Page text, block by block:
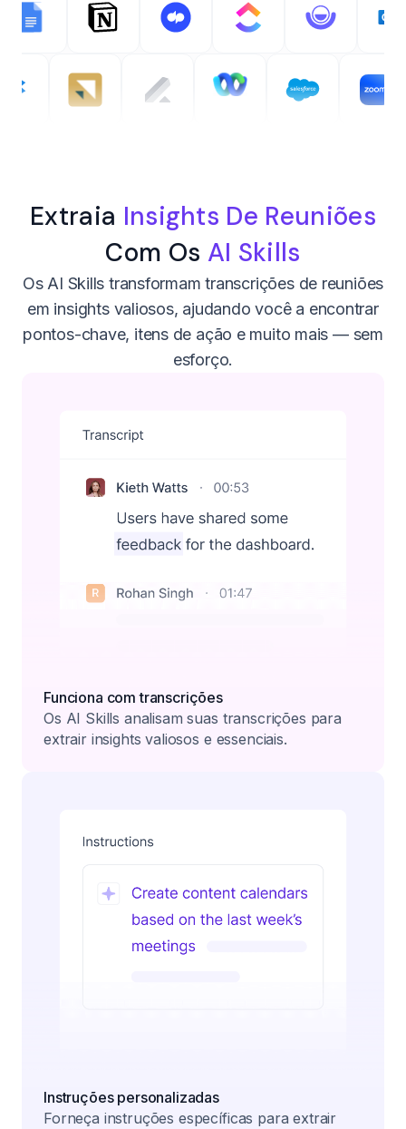
Extraia Insights De Reuniões
Com Os AI Skills
Os AI Skills transformam transcrições de reuniões
em insights valiosos, ajudando você a encontrar
pontos-chave, itens de ação e muito mais — sem
esforço.
Funciona com transcrições
Os AI Skills analisam suas transcrições para
extrair insights valiosos e essenciais.
Instruções personalizadas
Forneça instruções específicas para extrair